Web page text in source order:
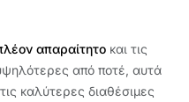
απαραίτητο και τις
από ποτέ, αυτά
καλύτερες διαθέσιμες